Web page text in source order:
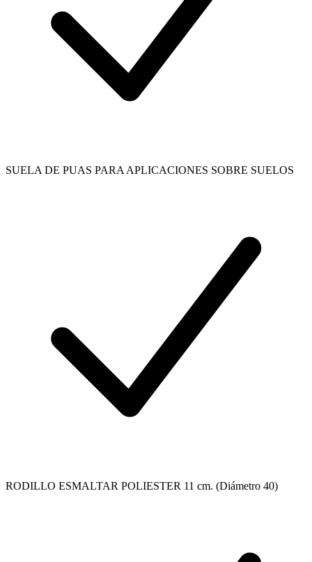
SUELA DE PUAS PARA APLICACIONES SOBRE SUELOS
RODILLO ESMALTAR POLIESTER 11 cm. (Diámetro 40)